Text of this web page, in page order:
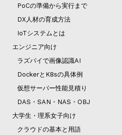
PoCの準備から実行まで
DX人材の育成方法
IoTシステムとは
エンジニア向け
ラズパイで画像認識AI
DockerとK8sの具体例
仮想サーバー性能見積り
DAS・SAN・NAS・OBJ
大学生・理系女子向け
クラウドの基本と用語